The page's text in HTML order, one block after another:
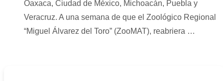
Oaxaca, Ciudad de México, Michoacán, Puebla y
Veracruz. A una semana de que el Zoológico Regional
“Miguel Álvarez del Toro” (ZooMAT), reabriera …